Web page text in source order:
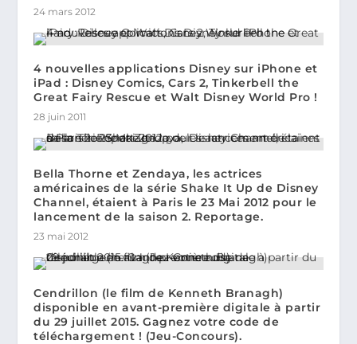
24 mars 2012
4 nouvelles applications Disney sur iPhone et
iPad : Disney Comics, Cars 2, Tinkerbell the
Great Fairy Rescue et Walt Disney World Pro !
28 juin 2011
Bella Thorne et Zendaya, les actrices
américaines de la série Shake It Up de Disney
Channel, étaient à Paris le 23 Mai 2012 pour le
lancement de la saison 2. Reportage.
23 mai 2012
Cendrillon (le film de Kenneth Branagh)
disponible en avant-première digitale à partir
du 29 juillet 2015. Gagnez votre code de
téléchargement ! (Jeu-Concours).